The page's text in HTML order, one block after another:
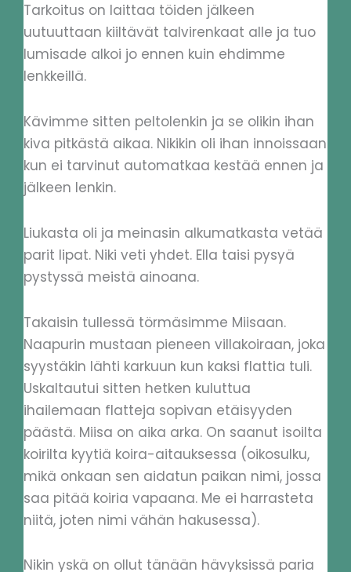
Tarkoitus on laittaa töiden jälkeen
uutuuttaan kiiltävät talvirenkaat alle ja tuo
lumisade alkoi jo ennen kuin ehdimme
lenkkeillä.
Kävimme sitten peltolenkin ja se olikin ihan
kiva pitkästä aikaa. Nikikin oli ihan innoissaan
kun ei tarvinut automatkaa kestää ennen ja
jälkeen lenkin.
Liukasta oli ja meinasin alkumatkasta vetää
parit lipat. Niki veti yhdet. Ella taisi pysyä
pystyssä meistä ainoana.
Takaisin tullessä törmäsimme Miisaan.
Naapurin mustaan pieneen villakoiraan, joka
syystäkin lähti karkuun kun kaksi flattia tuli.
Uskaltautui sitten hetken kuluttua
ihailemaan flatteja sopivan etäisyyden
päästä. Miisa on aika arka. On saanut isoilta
koirilta kyytiä koira-aitauksessa (oikosulku,
mikä onkaan sen aidatun paikan nimi, jossa
saa pitää koiria vapaana. Me ei harrasteta
niitä, joten nimi vähän hakusessa).
Nikin yskä on ollut tänään hävyksissä paria